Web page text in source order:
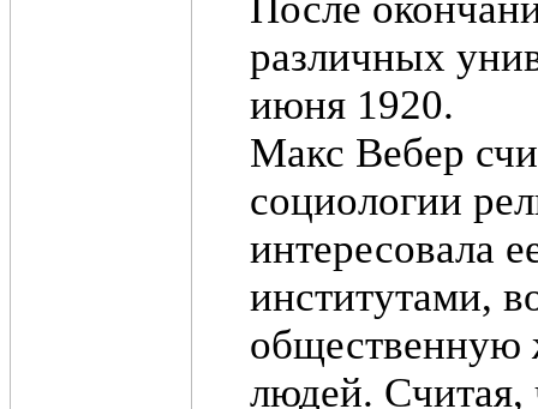
различных
июня 1920.
Макс Вебер
социологии
интересовала
институтами,
общественную
людей. Считая,